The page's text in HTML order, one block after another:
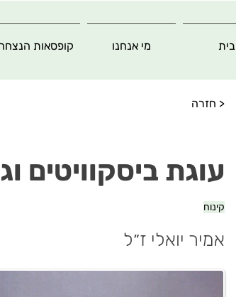
בית מי אנחנו קופסאות
< חזרה
עוגת ביסקוויטים
קינוח
אמיר יואלי ז״ל